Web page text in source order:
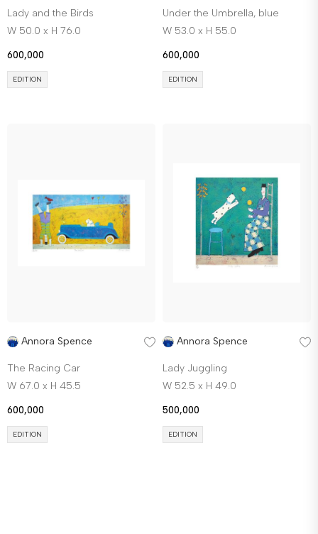
Lady and the Birds
W 50.0 x H 76.0
600,000
EDITION
Under the Umbrella, blue
W 53.0 x H 55.0
600,000
EDITION
Annora Spence
The Racing Car
W 67.0 x H 45.5
600,000
EDITION
Annora Spence
Lady Juggling
W 52.5 x H 49.0
500,000
EDITION